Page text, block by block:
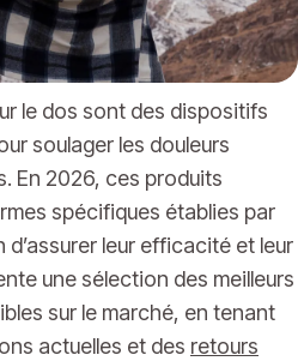
le dos sont des dispositifs
soulager les douleurs
En 2026, ces produits
spécifiques établies par
leur efficacité et leur
une sélection des meilleurs
sur le marché, en tenant
actuelles et des retours